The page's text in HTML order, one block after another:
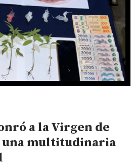
a la Virgen de
una multitudinaria